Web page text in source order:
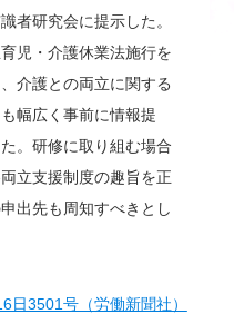
者研究会に提示した。
児・介護休業法施行を
介護との両立に関する
幅広く事前に情報提
。研修に取り組む場合
立支援制度の趣旨を正
出先も周知すべきとし
日3501号（労働新聞社）